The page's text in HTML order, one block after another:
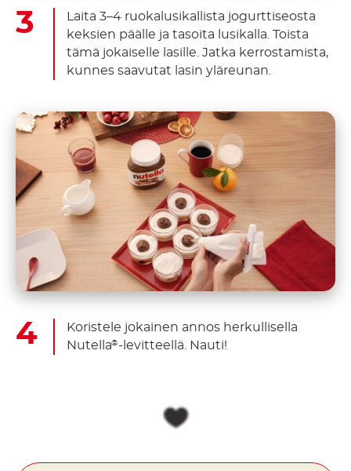
Laita 3–4 ruokalusikallista jogurttiseosta
keksien päälle ja tasoita lusikalla. Toista
tämä jokaiselle lasille. Jatka kerrostamista,
kunnes saavutat lasin yläreunan.
Koristele jokainen annos herkullisella
Nutella® -levitteellä. Nauti!